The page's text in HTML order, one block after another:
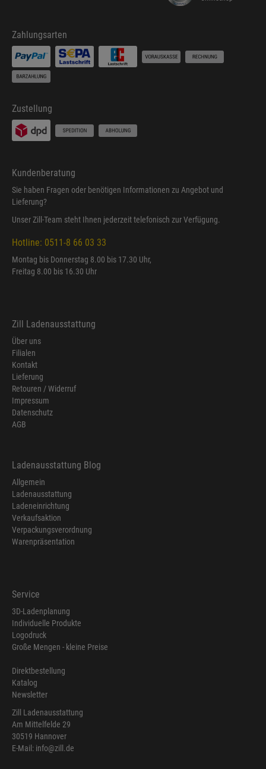
Zahlungsarten
Zustellung
Kundenberatung
Sie haben Fragen oder benötigen Informationen zu Angebot und
Lieferung?
Unser Zill-Team steht Ihnen jederzeit telefonisch zur Verfügung.
Hotline: 0511-8 66 03 33
Montag bis Donnerstag 8.00 bis 17.30 Uhr,
Freitag 8.00 bis 16.30 Uhr
Zill Ladenausstattung
Über uns
Filialen
Kontakt
Lieferung
Retouren / Widerruf
Impressum
Datenschutz
AGB
Ladenausstattung Blog
Allgemein
Ladenausstattung
Ladeneinrichtung
Verkaufsaktion
Verpackungsverordnung
Warenpräsentation
Service
3D-Ladenplanung
Individuelle Produkte
Logodruck
Große Mengen - kleine Preise
Direktbestellung
Katalog
Newsletter
Zill Ladenausstattung
Am Mittelfelde 29
30519 Hannover
E-Mail: info@zill.de